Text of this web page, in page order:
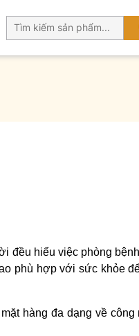
đều hiểu việc phòng
phù hợp với sức khỏe
hàng đa dạng về